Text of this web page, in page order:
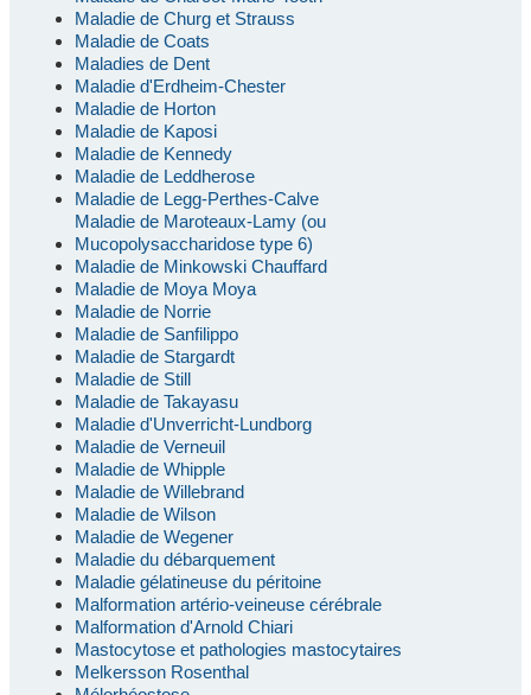
Maladie de Churg et Strauss
Maladie de Coats
Maladies de Dent
Maladie d'Erdheim-Chester
Maladie de Horton
Maladie de Kaposi
Maladie de Kennedy
Maladie de Leddherose
Maladie de Legg-Perthes-Calve
Maladie de Maroteaux-Lamy (ou
Mucopolysaccharidose type 6)
Maladie de Minkowski Chauffard
Maladie de Moya Moya
Maladie de Norrie
Maladie de Sanfilippo
Maladie de Stargardt
Maladie de Still
Maladie de Takayasu
Maladie d'Unverricht-Lundborg
Maladie de Verneuil
Maladie de Whipple
Maladie de Willebrand
Maladie de Wilson
Maladie de Wegener
Maladie du débarquement
Maladie gélatineuse du péritoine
Malformation artério-veineuse cérébrale
Malformation d'Arnold Chiari
Mastocytose et pathologies mastocytaires
Melkersson Rosenthal